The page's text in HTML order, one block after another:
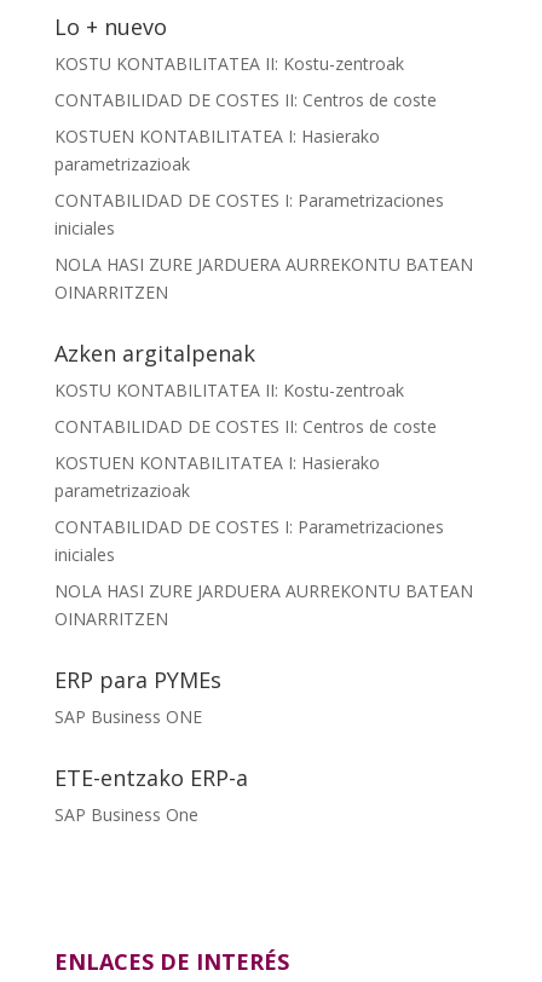
Lo + nuevo
KOSTU KONTABILITATEA II: Kostu-zentroak
CONTABILIDAD DE COSTES II: Centros de coste
KOSTUEN KONTABILITATEA I: Hasierako
parametrizazioak
CONTABILIDAD DE COSTES I: Parametrizaciones
iniciales
NOLA HASI ZURE JARDUERA AURREKONTU BATEAN
OINARRITZEN
Azken argitalpenak
KOSTU KONTABILITATEA II: Kostu-zentroak
CONTABILIDAD DE COSTES II: Centros de coste
KOSTUEN KONTABILITATEA I: Hasierako
parametrizazioak
CONTABILIDAD DE COSTES I: Parametrizaciones
iniciales
NOLA HASI ZURE JARDUERA AURREKONTU BATEAN
OINARRITZEN
ERP para PYMEs
SAP Business ONE
ETE-entzako ERP-a
SAP Business One
ENLACES DE INTERÉS